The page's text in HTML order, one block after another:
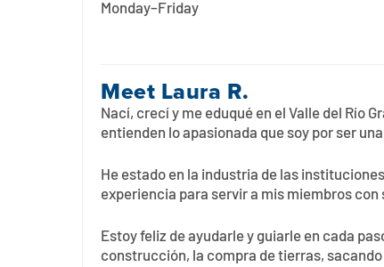
Monday–Friday
Meet Laura R.
Nací, crecí y me eduqué en el Valle del Río
entienden lo apasionada que soy por ser
He estado en la industria de las
experiencia para servir a mis miembros
Estoy feliz de ayudarle y guiarle en cada
construcción, la compra de tierras,